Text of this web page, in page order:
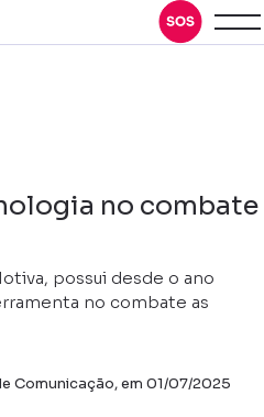
no combate
possui desde o ano
no combate as
Comunicação, em 01/07/2025